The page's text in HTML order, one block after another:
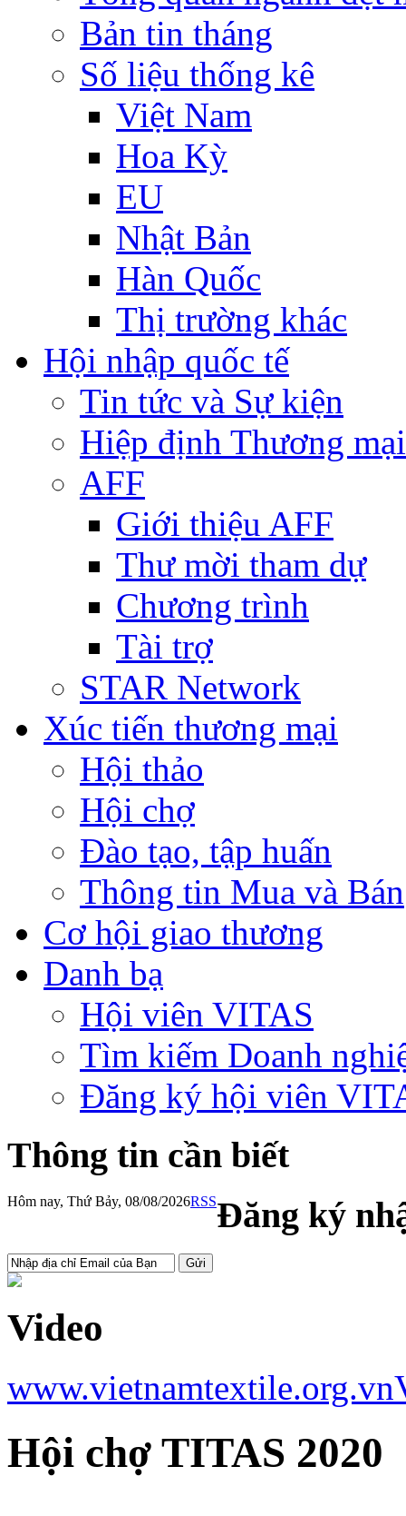
Bản tin tháng
Số liệu thống kê
Việt Nam
Hoa Kỳ
EU
Nhật Bản
Hàn Quốc
Thị trường khác
Hội nhập quốc tế
Tin tức và Sự kiện
Hiệp định Thương
AFF
Giới thiệu AFF
Thư mời tham dự
Chương trình
Tài trợ
STAR Network
Xúc tiến thương mại
Hội thảo
Hội chợ
Đào tạo, tập huấn
Thông tin Mua và Bán
Cơ hội giao thương
Danh bạ
Hội viên VITAS
Tìm kiếm Doanh
Đăng ký hội viên
Thông tin cần biết
Hôm nay, Thứ Bảy, 08/08/2026RSSĐăng ký
Video
www.vietnamtextile.org.vn
Hội chợ TITAS 2020